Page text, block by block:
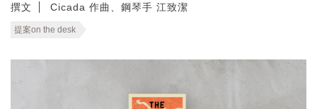
撰文 Cicada 作曲、鋼琴手 江致潔
提案on the desk